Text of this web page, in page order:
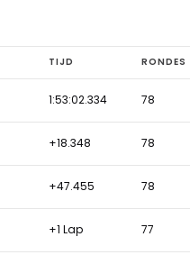
TIJD RONDES
1:53:02.334 78
+18.348 78
+47.455 78
+1 Lap 77